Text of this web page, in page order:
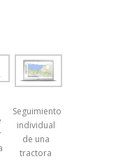
Seguimiento
individual
de una
tractora